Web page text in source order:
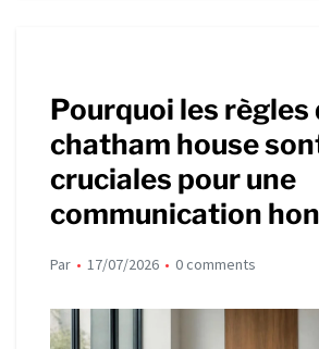
Pourquoi les règles
chatham house
cruciales pour une
communication
Par 17/07/2026 0 comments